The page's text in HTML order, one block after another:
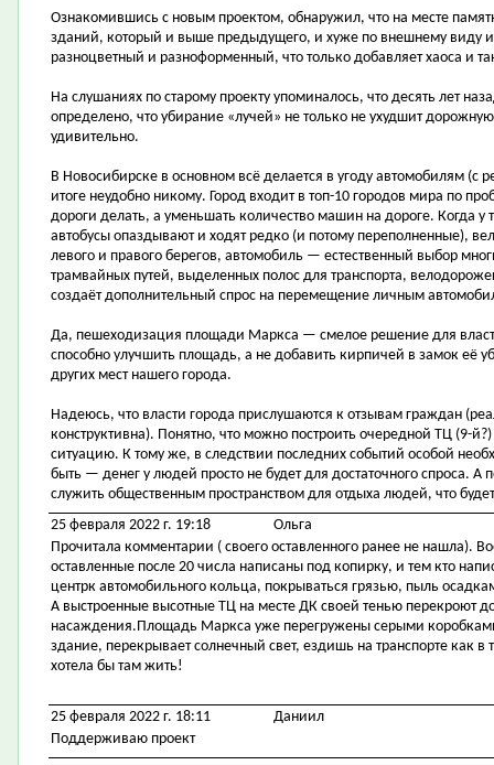
Ознакомившись с новым проектом, обнаружил, что на месте
зданий, который и выше предыдущего, и хуже по внешнему виду
разноцветный и разноформенный, что только добавляет хаоса и
На слушаниях по старому проекту упоминалось, что десять лет
определено, что убирание «лучей» не только не ухудшит
удивительно.
В Новосибирске в основном всё делается в угоду автомобилям
итоге неудобно никому. Город входит в топ-10 городов мира по
дороги делать, а уменьшать количество машин на дороге. Когда у
автобусы опаздывают и ходят редко (и потому переполненные),
левого и правого берегов, автомобиль — естественный выбор
трамвайных путей, выделенных полос для транспорта,
создаёт дополнительный спрос на перемещение личным
Да, пешеходизация площади Маркса — смелое решение для
способно улучшить площадь, а не добавить кирпичей в замок её
других мест нашего города.
Надеюсь, что власти города прислушаются к отзывам граждан
конструктивна). Понятно, что можно построить очередной ТЦ (9-
ситуацию. К тому же, в следствии последних событий особой
быть — денег у людей просто не будет для достаточного спроса.
служить общественным пространством для отдыха людей, что
25 февраля 2022 г. 19:18
Ольга
Прочитала комментарии ( своего оставленного ранее не нашла).
оставленные после 20 числа написаны под копирку, и тем кто
центрк автомобильного кольца, покрываться грязью, пыль
А выстроенные высотные ТЦ на месте ДК своей тенью перекроют
насаждения.Площадь Маркса уже перегружены серыми
здание, перекрывает солнечный свет, ездишь на транспорте как
хотела бы там жить!
25 февраля 2022 г. 18:11
Даниил
Поддерживаю проект